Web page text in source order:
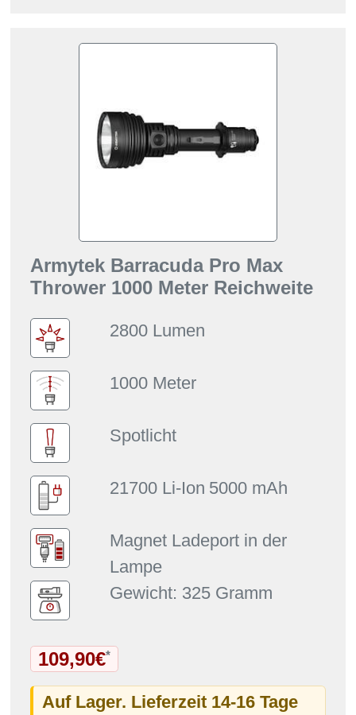
Armytek Barracuda Pro Max
Thrower 1000 Meter Reichweite
2800 Lumen
1000 Meter
Spotlicht
21700 Li-Ion 5000 mAh
Magnet Ladeport in der
Lampe
Gewicht: 325 Gramm
109,90€*
Auf Lager. Lieferzeit 14-16 Tage